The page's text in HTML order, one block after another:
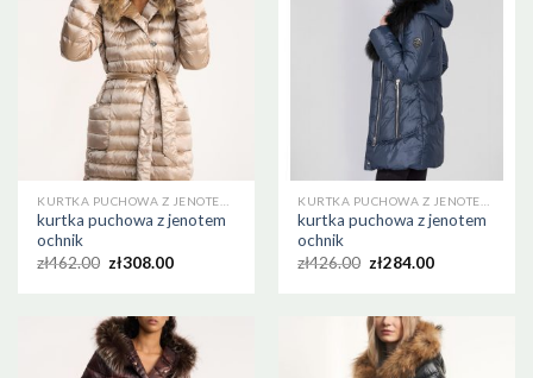
kurtka puchowa z jenotem
ochnik
zł462.00 zł308.00
kurtka puchowa z jenotem
ochnik
zł426.00 zł284.00